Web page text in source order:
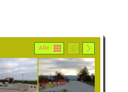
Alle